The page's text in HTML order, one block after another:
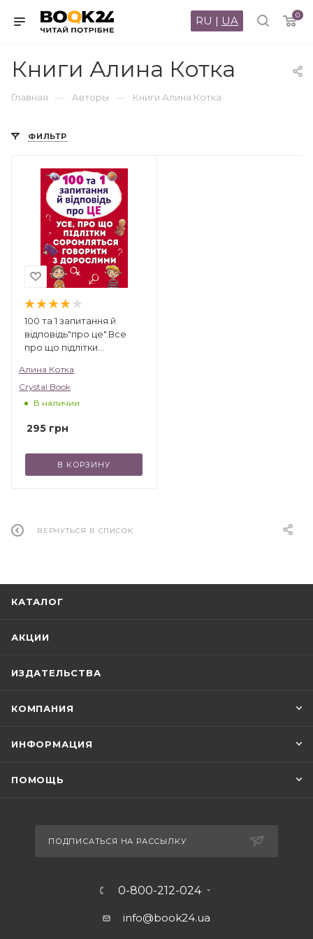
0
RU | UA
Книги Алина Котка
Главная — Авторы — Книги Алина Котка
ФИЛЬТР
100 та 1 запитання й
відповідь"про це".Все
про що підлітки
дорослими
Алина Котка
Crystal Book
В наличии
295 грн
В КОРЗИНУ
ВЕРНУТЬСЯ В СПИСОК
КАТАЛОГ
АКЦИИ
ИЗДАТЕЛЬСТВА
КОМПАНИЯ
ИНФОРМАЦИЯ
ПОМОЩЬ
ПОДПИСАТЬСЯ НА РАССЫЛКУ
0-800-212-024
info@book24.ua